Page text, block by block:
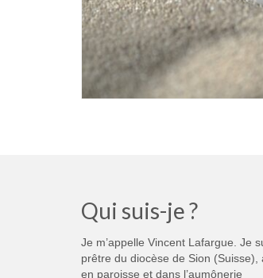
Qui suis-je ?
Je m’appelle Vincent Lafargue. Je
prêtre du diocèse de Sion (Suisse),
en paroisse et dans l’aumônerie